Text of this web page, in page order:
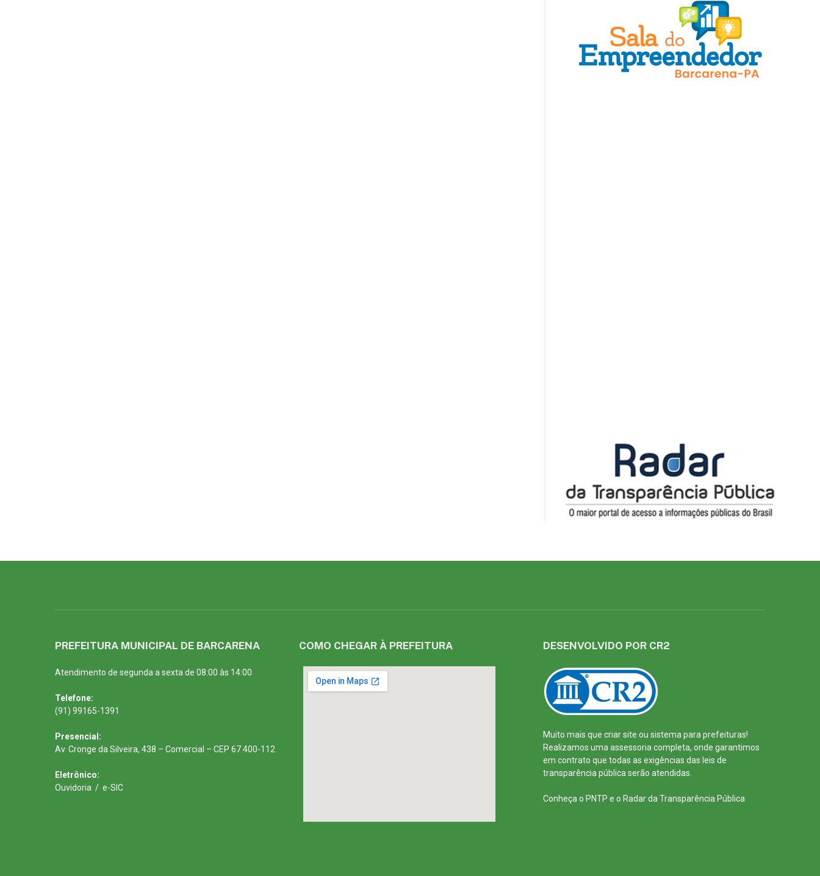
PREFEITURA MUNICIPAL DE BARCARENA
Atendimento de segunda a sexta de 08:00 às 14:00
Telefone:
(91) 99165-1391
Presencial:
Av. Cronge da Silveira, 438 – Comercial – CEP 67.400-112
Eletrônico:
Ouvidoria / e-SIC
COMO CHEGAR À PREFEITURA DESENVOLVIDO POR CR2
Muito mais que criar site ou sistema para prefeituras!
Realizamos uma assessoria completa, onde garantimos
em contrato que todas as exigências das leis de
transparência pública serão atendidas.
Conheça o PNTP e o Radar da Transparência Pública